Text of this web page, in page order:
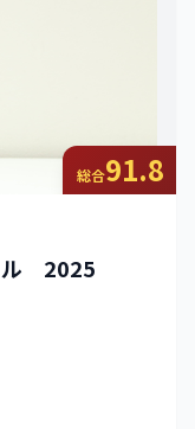
総合91.8
ル 2025